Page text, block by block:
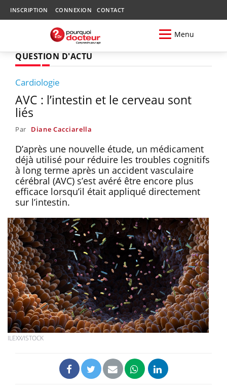
INSCRIPTION CONNEXION CONTACT
Menu
QUESTION D'ACTU
Cardiologie
AVC : l’intestin et le cerveau sont
liés
Par Diane Cacciarella
D’après une nouvelle étude, un médicament
déjà utilisé pour réduire les troubles cognitifs
à long terme après un accident vasculaire
cérébral (AVC) s’est avéré être encore plus
efficace lorsqu’il était appliqué directement
sur l’intestin.
ILEXX/ISTOCK